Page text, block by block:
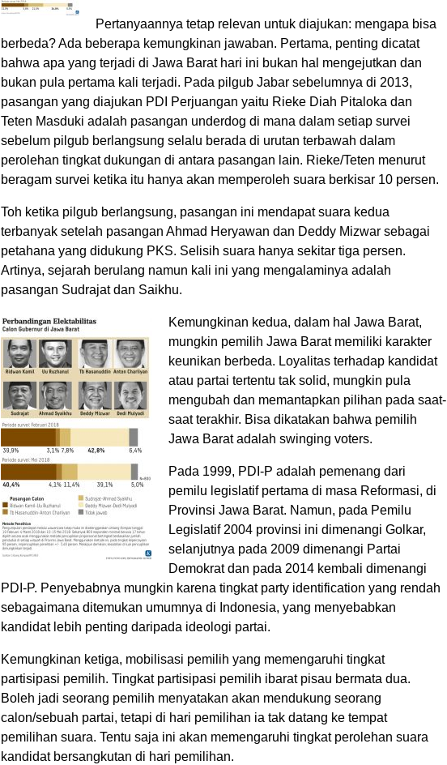
Pertanyaannya tetap relevan untuk diajukan: mengapa bisa
berbeda? Ada beberapa kemungkinan jawaban. Pertama, penting dicatat
bahwa apa yang terjadi di Jawa Barat hari ini bukan hal mengejutkan dan
bukan pula pertama kali terjadi. Pada pilgub Jabar sebelumnya di 2013,
pasangan yang diajukan PDI Perjuangan yaitu Rieke Diah Pitaloka dan
Teten Masduki adalah pasangan underdog di mana dalam setiap survei
sebelum pilgub berlangsung selalu berada di urutan terbawah dalam
perolehan tingkat dukungan di antara pasangan lain. Rieke/Teten menurut
beragam survei ketika itu hanya akan memperoleh suara berkisar 10 persen.
Toh ketika pilgub berlangsung, pasangan ini mendapat suara kedua
terbanyak setelah pasangan Ahmad Heryawan dan Deddy Mizwar sebagai
petahana yang didukung PKS. Selisih suara hanya sekitar tiga persen.
Artinya, sejarah berulang namun kali ini yang mengalaminya adalah
pasangan Sudrajat dan Saikhu.
Kemungkinan kedua, dalam hal Jawa Barat,
mungkin pemilih Jawa Barat memiliki karakter
keunikan berbeda. Loyalitas terhadap kandidat
atau partai tertentu tak solid, mungkin pula
mengubah dan memantapkan pilihan pada saat-
saat terakhir. Bisa dikatakan bahwa pemilih
Jawa Barat adalah swinging voters.
Pada 1999, PDI-P adalah pemenang dari
pemilu legislatif pertama di masa Reformasi, di
Provinsi Jawa Barat. Namun, pada Pemilu
Legislatif 2004 provinsi ini dimenangi Golkar,
selanjutnya pada 2009 dimenangi Partai
Demokrat dan pada 2014 kembali dimenangi
PDI-P. Penyebabnya mungkin karena tingkat party identification yang rendah
sebagaimana ditemukan umumnya di Indonesia, yang menyebabkan
kandidat lebih penting daripada ideologi partai.
Kemungkinan ketiga, mobilisasi pemilih yang memengaruhi tingkat
partisipasi pemilih. Tingkat partisipasi pemilih ibarat pisau bermata dua.
Boleh jadi seorang pemilih menyatakan akan mendukung seorang
calon/sebuah partai, tetapi di hari pemilihan ia tak datang ke tempat
pemilihan suara. Tentu saja ini akan memengaruhi tingkat perolehan suara
kandidat bersangkutan di hari pemilihan.